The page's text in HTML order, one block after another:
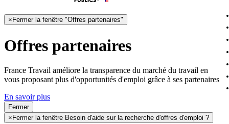
× Fermer la fenêtre "Offres partenaires"
Offres partenaires
France Travail améliore la transparence du marché du travail en
vous proposant plus d'opportunités d'emploi grâce à ses partenaires
En savoir plus
Fermer
× Fermer la fenêtre Besoin d'aide sur la recherche d'offres d'emploi ?